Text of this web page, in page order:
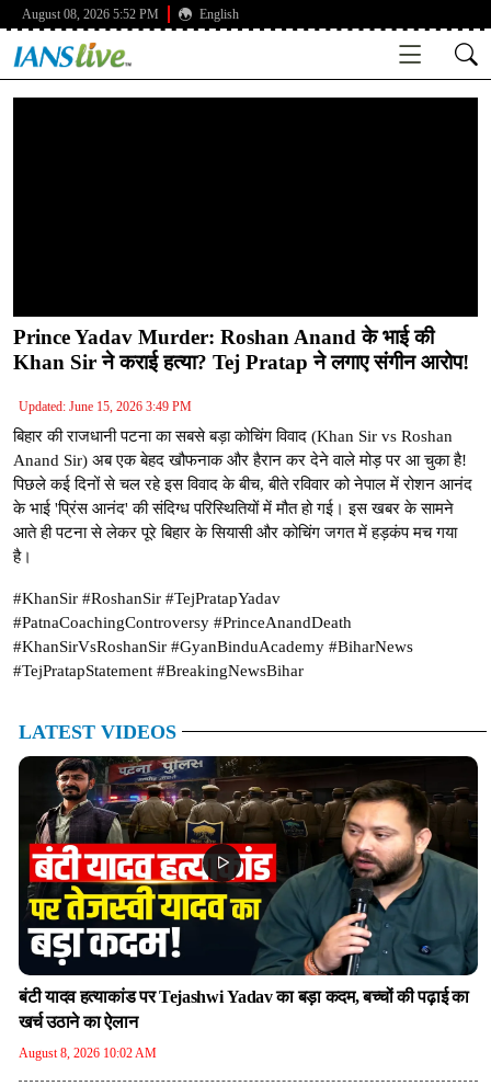
August 08, 2026 5:52 PM English
Prince Yadav Murder: Roshan Anand के भाई की
Khan Sir ने कराई हत्या? Tej Pratap ने लगाए संगीन आरोप!
Updated: June 15, 2026 3:49 PM
बिहार की राजधानी पटना का सबसे बड़ा कोचिंग विवाद (Khan Sir vs Roshan
Anand Sir) अब एक बेहद खौफनाक और हैरान कर देने वाले मोड़ पर आ चुका है!
पिछले कई दिनों से चल रहे इस विवाद के बीच, बीते रविवार को नेपाल में रोशन आनंद
के भाई 'प्रिंस आनंद' की संदिग्ध परिस्थितियों में मौत हो गई। इस खबर के सामने
आते ही पटना से लेकर पूरे बिहार के सियासी और कोचिंग जगत में हड़कंप मच गया
है।
#KhanSir #RoshanSir #TejPratapYadav
#PatnaCoachingControversy #PrinceAnandDeath
#KhanSirVsRoshanSir #GyanBinduAcademy #BiharNews
#TejPratapStatement #BreakingNewsBihar
LATEST VIDEOS
बंटी यादव हत्याकांड पर Tejashwi Yadav का बड़ा कदम, बच्चों की पढ़ाई का
खर्च उठाने का ऐलान
August 8, 2026 10:02 AM